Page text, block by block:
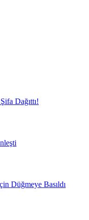
Dağıttı!
Düğmeye Basıldı